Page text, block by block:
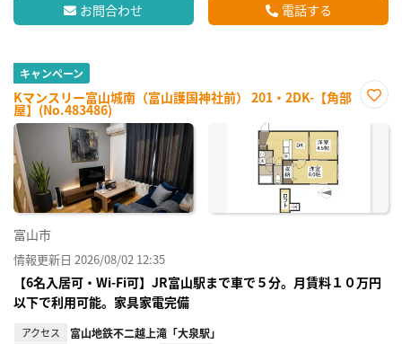
お問合わせ 電話する
キャンペーン
Kマンスリー富山城南（富山護国神社前） 201・2DK-【角部
屋】(No.483486)
に入
富山市
情報更新日 2026/08/02 12:35
【6名入居可・Wi-Fi可】JR富山駅まで車で５分。月賃料１０万円
以下で利用可能。家具家電完備
アクセス 富山地鉄不二越上滝「大泉駅」